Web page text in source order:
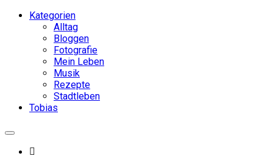
Kategorien
Alltag
Bloggen
Fotografie
Mein Leben
Musik
Rezepte
Stadtleben
Tobias